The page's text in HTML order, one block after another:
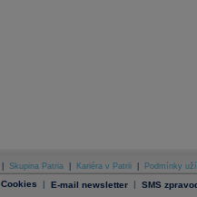
Skupina Patria Kariéra v Patrii Podmínky
Cookies | E-mail newsletter | SMS